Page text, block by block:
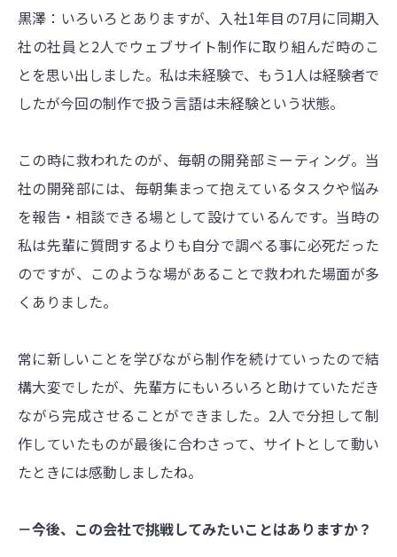
黒澤：いろいろとありますが、入社1年目の7月に同期入
社の社員と2人でウェブサイト制作に取り組んだ時のこ
とを思い出しました。私は未経験で、もう1人は経験者で
したが今回の制作で扱う言語は未経験という状態。
この時に救われたのが、毎朝の開発部ミーティング。当
社の開発部には、毎朝集まって抱えているタスクや悩み
を報告・相談できる場として設けているんです。当時の
私は先輩に質問するよりも自分で調べる事に必死だった
のですが、このような場があることで救われた場面が多
くありました。
常に新しいことを学びながら制作を続けていったので結
構大変でしたが、先輩方にもいろいろと助けていただき
ながら完成させることができました。2人で分担して制
作していたものが最後に合わさって、サイトとして動い
たときには感動しましたね。
－今後、この会社で挑戦してみたいことはありますか？